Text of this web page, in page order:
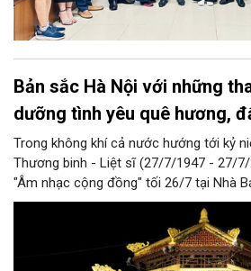
Bản sắc Hà Nội với những
dưỡng tình yêu quê hương,
Trong không khí cả nước hướng tới kỷ
Thương binh - Liệt sĩ (27/7/1947 - 27/
"Âm nhạc cộng đồng" tối 26/7 tại Nhà
đêm biểu diễn giàu ý nghĩa với những
đất nước, hòa bình và khát vọng tuổi
nhu cầu thưởng thức nghệ thuật của
còn góp phần lan tỏa truyền thống yêu